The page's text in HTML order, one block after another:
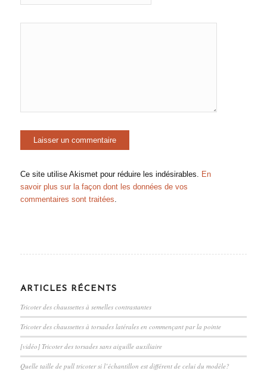
Ce site utilise Akismet pour réduire les indésirables. En
savoir plus sur la façon dont les données de vos
commentaires sont traitées.
ARTICLES RÉCENTS
Tricoter des chaussettes à semelles contrastantes
Tricoter des chaussettes à torsades latérales en commençant par la pointe
[vidéo] Tricoter des torsades sans aiguille auxiliaire
Quelle taille de pull tricoter si l’échantillon est différent de celui du modèle?